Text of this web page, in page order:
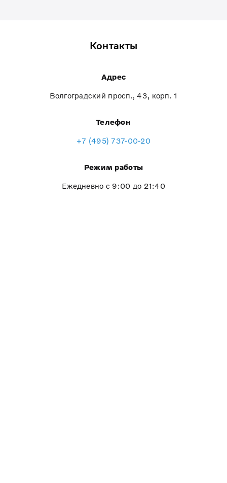
Контакты
Адрес
Волгоградский просп., 43, корп. 1
Телефон
+7 (495) 737-00-20
Режим работы
Ежедневно с 9:00 до 21:40